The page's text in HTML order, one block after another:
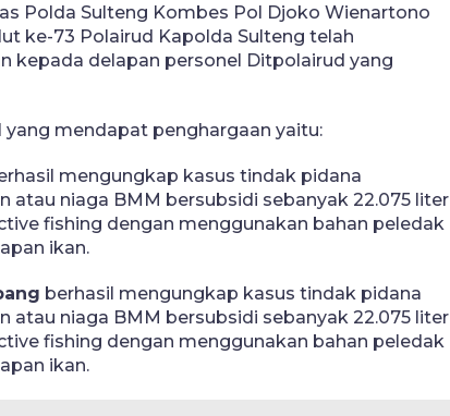
Polda Sulteng Kombes Pol Djoko Wienartono
ke-73 Polairud Kapolda Sulteng telah
kepada delapan personel Ditpolairud yang
mendapat penghargaan yaitu:
mengungkap kasus tindak pidana
atau niaga BMM bersubsidi sebanyak 22.075 liter
fishing dengan menggunakan bahan peledak
ikan.
berhasil mengungkap kasus tindak pidana
atau niaga BMM bersubsidi sebanyak 22.075 liter
fishing dengan menggunakan bahan peledak
ikan.